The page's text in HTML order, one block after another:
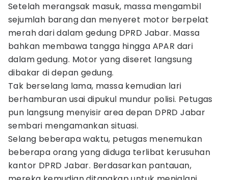
Setelah merangsak masuk, massa mengambil
sejumlah barang dan menyeret motor berpelat
merah dari dalam gedung DPRD Jabar. Massa
bahkan membawa tangga hingga APAR dari
dalam gedung. Motor yang diseret langsung
dibakar di depan gedung.
Tak berselang lama, massa kemudian lari
berhamburan usai dipukul mundur polisi. Petugas
pun langsung menyisir area depan DPRD Jabar
sembari mengamankan situasi.
Selang beberapa waktu, petugas menemukan
beberapa orang yang diduga terlibat kerusuhan
kantor DPRD Jabar. Berdasarkan pantauan,